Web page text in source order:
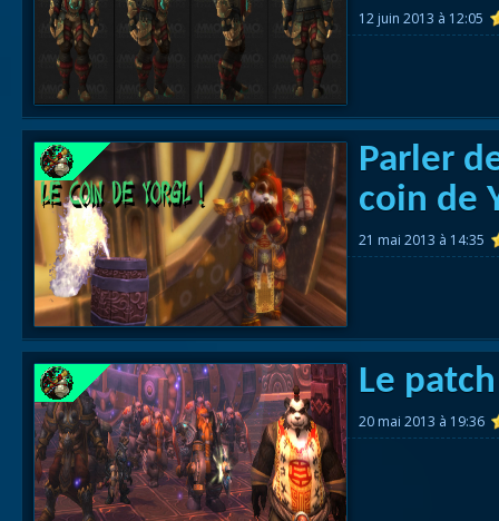
12 juin 2013 à 12:05
Parler
coin de
21 mai 2013 à 14:35
Le
20 mai 2013 à 19:36